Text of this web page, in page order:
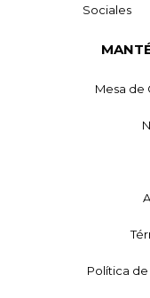
Sociales
Mesa de
Política